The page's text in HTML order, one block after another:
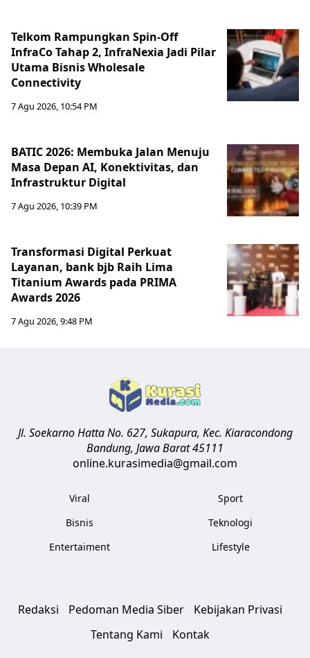
Telkom Rampungkan Spin-Off
InfraCo Tahap 2, InfraNexia Jadi Pilar
Utama Bisnis Wholesale
Connectivity
7 Agu 2026, 10:54 PM
BATIC 2026: Membuka Jalan Menuju
Masa Depan AI, Konektivitas, dan
Infrastruktur Digital
7 Agu 2026, 10:39 PM
Transformasi Digital Perkuat
Layanan, bank bjb Raih Lima
Titanium Awards pada PRIMA
Awards 2026
7 Agu 2026, 9:48 PM
Jl. Soekarno Hatta No. 627, Sukapura, Kec. Kiaracondong
Bandung, Jawa Barat45111
online.kurasimedia@gmail.com
Viral
Bisnis
Entertaiment
Sport
Teknologi
Lifestyle
Redaksi Pedoman Media Siber
Kebijakan Privasi
Tentang Kami
Kontak